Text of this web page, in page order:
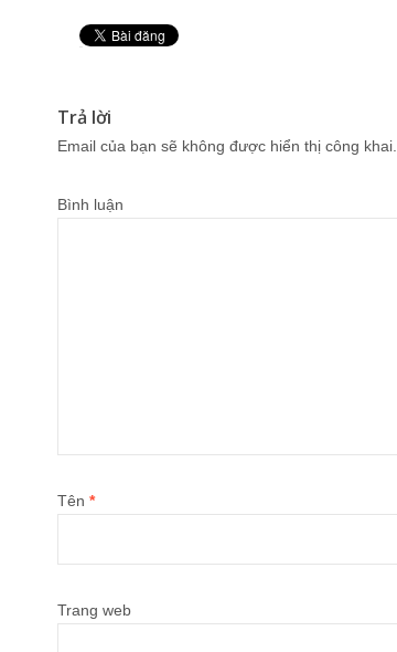
Trả lời
Email của bạn sẽ không được hiển thị công khai.
Bình luận
Tên *
Trang web